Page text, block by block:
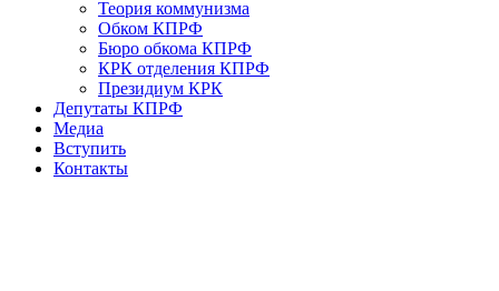
Теория коммунизма
Обком КПРФ
Бюро обкома КПРФ
КРК отделения КПРФ
Президиум КРК
Депутаты КПРФ
Медиа
Вступить
Контакты